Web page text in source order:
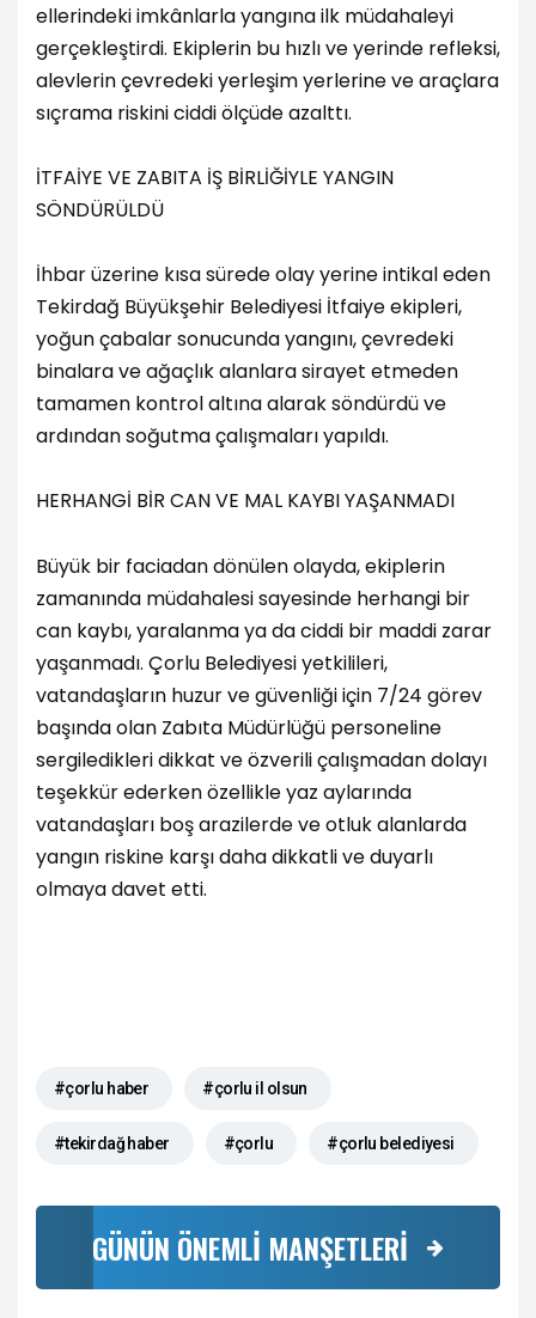
ellerindeki imkânlarla yangına ilk müdahaleyi
gerçekleştirdi. Ekiplerin bu hızlı ve yerinde refleksi,
alevlerin çevredeki yerleşim yerlerine ve araçlara
sıçrama riskini ciddi ölçüde azalttı.
İTFAİYE VE ZABITA İŞ BİRLİĞİYLE YANGIN
SÖNDÜRÜLDÜ
İhbar üzerine kısa sürede olay yerine intikal eden
Tekirdağ Büyükşehir Belediyesi İtfaiye ekipleri,
yoğun çabalar sonucunda yangını, çevredeki
binalara ve ağaçlık alanlara sirayet etmeden
tamamen kontrol altına alarak söndürdü ve
ardından soğutma çalışmaları yapıldı.
HERHANGİ BİR CAN VE MAL KAYBI YAŞANMADI
Büyük bir faciadan dönülen olayda, ekiplerin
zamanında müdahalesi sayesinde herhangi bir
can kaybı, yaralanma ya da ciddi bir maddi zarar
yaşanmadı. Çorlu Belediyesi yetkilileri,
vatandaşların huzur ve güvenliği için 7/24 görev
başında olan Zabıta Müdürlüğü personeline
sergiledikleri dikkat ve özverili çalışmadan dolayı
teşekkür ederken özellikle yaz aylarında
vatandaşları boş arazilerde ve otluk alanlarda
yangın riskine karşı daha dikkatli ve duyarlı
olmaya davet etti.
#çorlu haber #çorlu il olsun
#tekirdağ haber #çorlu #çorlu belediyesi
GÜNÜN ÖNEMLİ MANŞETLERİ